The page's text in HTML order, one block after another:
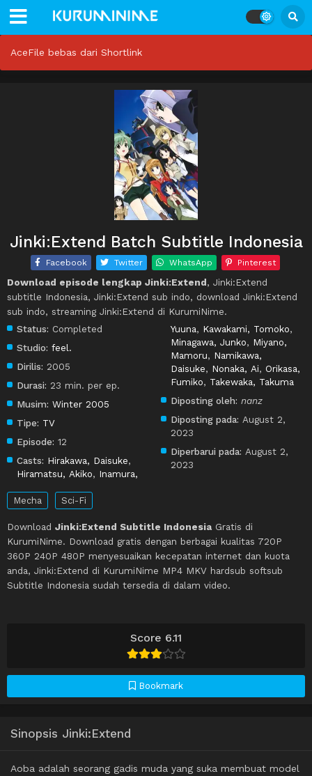
AceFile bebas dari Shortlink
Score 6.11
Bookmark
Jinki:Extend Batch Subtitle Indonesia
Facebook Twitter WhatsApp Pinterest
Download episode lengkap Jinki:Extend, Jinki:Extend
subtitle Indonesia, Jinki:Extend sub indo, download Jinki:Extend
sub indo, streaming Jinki:Extend di KurumiNime.
Status: Completed
Studio: feel.
Dirilis: 2005
Durasi: 23 min. per ep.
Musim: Winter 2005
Tipe: TV
Episode: 12
Casts: Hirakawa, Daisuke,
Hiramatsu, Akiko, Inamura,
Yuuna, Kawakami, Tomoko,
Minagawa, Junko, Miyano,
Mamoru, Namikawa,
Daisuke, Nonaka, Ai, Orikasa,
Fumiko, Takewaka, Takuma
Diposting oleh: nanz
Diposting pada: August 2,
2023
Diperbarui pada: August 2,
2023
Mecha Sci-Fi
Download Jinki:Extend Subtitle Indonesia Gratis di
KurumiNime. Download gratis dengan berbagai kualitas 720P
360P 240P 480P menyesuaikan kecepatan internet dan kuota
anda, Jinki:Extend di KurumiNime MP4 MKV hardsub softsub
Subtitle Indonesia sudah tersedia di dalam video.
Sinopsis Jinki:Extend
Aoba adalah seorang gadis muda yang suka membuat model